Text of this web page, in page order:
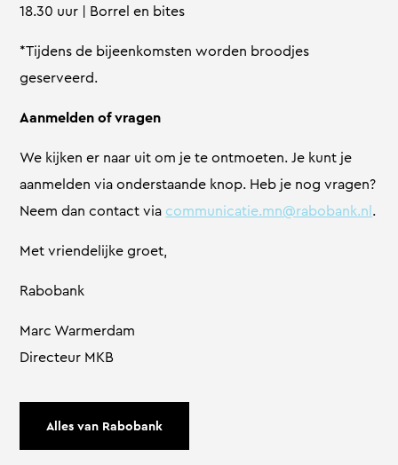
18.30 uur | Borrel en bites
*Tijdens de bijeenkomsten worden broodjes
geserveerd.
Aanmelden of vragen
We kijken er naar uit om je te ontmoeten. Je kunt je
aanmelden via onderstaande knop. Heb je nog vragen?
Neem dan contact via communicatie.mn@rabobank.nl.
Met vriendelijke groet,
Rabobank
Marc Warmerdam
Directeur MKB
Alles van Rabobank